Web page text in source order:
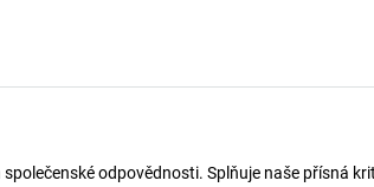
odpovědnosti. Splňuje naše přísná